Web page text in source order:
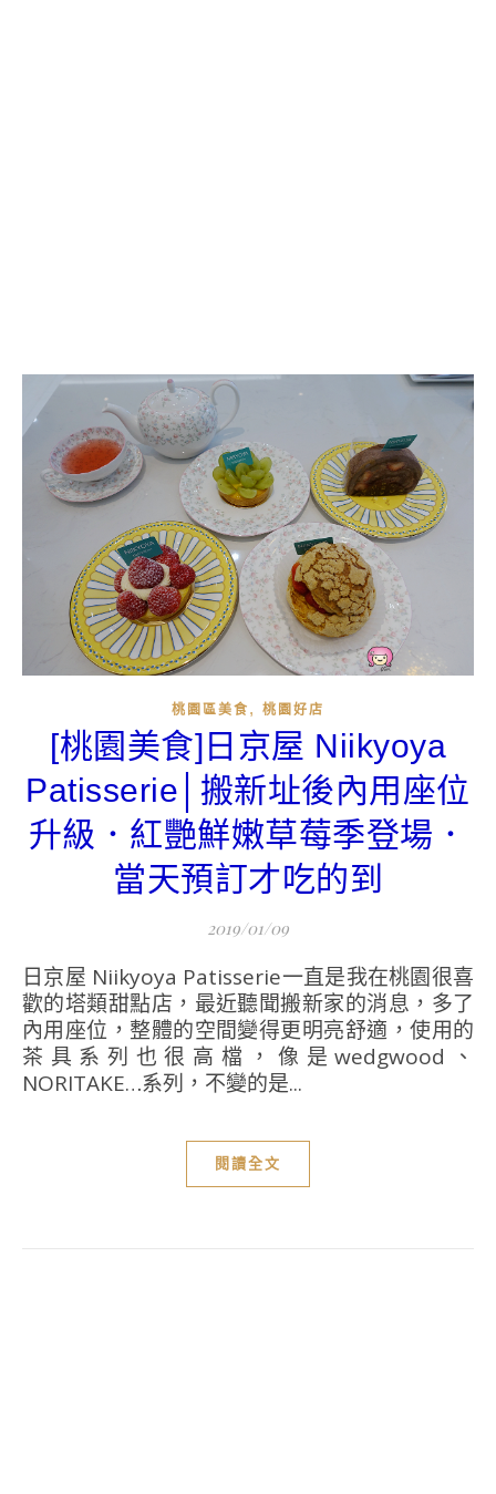
桃園區美食 , 桃園好店
[桃園美食]日京屋 Niikyoya
Patisserie│搬新址後內用座位
升級．紅艷鮮嫩草莓季登場．
當天預訂才吃的到
2019/01/09
日京屋 Niikyoya Patisserie一直是我在桃園很喜
歡的塔類甜點店，最近聽聞搬新家的消息，多了
內用座位，整體的空間變得更明亮舒適，使用的
茶具系列也很高檔，像是wedgwood、
NORITAKE…系列，不變的是...
閱讀全文